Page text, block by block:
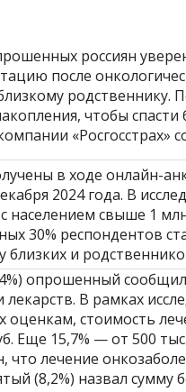
россиян
после
родственнику.
чтобы
«Росгосстрах»
в ходе онлайн-
2024 года. В
населением свыше 1
30% респондентов
близких и
опрошенный
В рамках
оценкам, стоимость
Еще 15,7% — от 500
что лечение
(8,2%) назвал сумму